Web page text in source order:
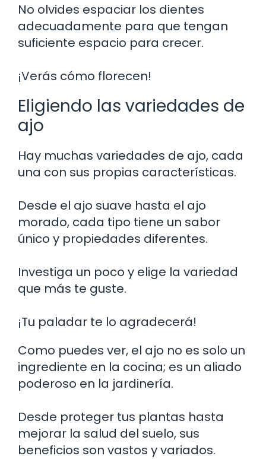
No olvides espaciar los dientes
adecuadamente para que tengan
suficiente espacio para crecer.
¡Verás cómo florecen!
Eligiendo las variedades de
ajo
Hay muchas variedades de ajo, cada
una con sus propias características.
Desde el ajo suave hasta el ajo
morado, cada tipo tiene un sabor
único y propiedades diferentes.
Investiga un poco y elige la variedad
que más te guste.
¡Tu paladar te lo agradecerá!
Como puedes ver, el ajo no es solo un
ingrediente en la cocina; es un aliado
poderoso en la jardinería.
Desde proteger tus plantas hasta
mejorar la salud del suelo, sus
beneficios son vastos y variados.